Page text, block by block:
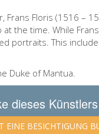
Floris (1516 –
the time. While
portraits. This
Duke of Mantua.
dieses
EINE BESICHTIGUNG